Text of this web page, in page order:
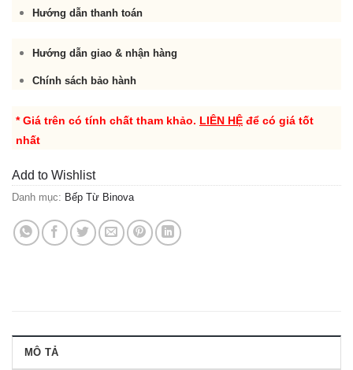
Hướng dẫn thanh toán
Hướng dẫn giao & nhận hàng
Chính sách bảo hành
* Giá trên có tính chất tham khảo. LIÊN HỆ để có giá tốt
nhất
Add to Wishlist
Danh mục: Bếp Từ Binova
MÔ TẢ